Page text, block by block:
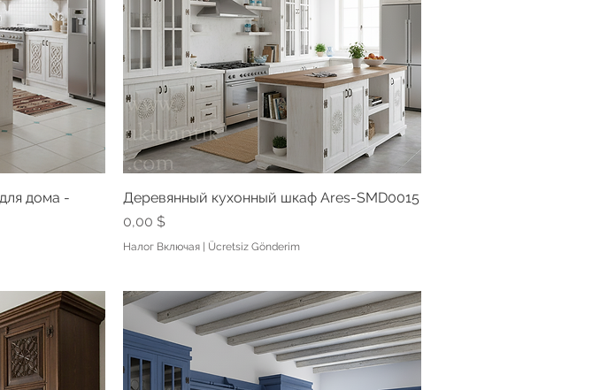
дома -
Деревянный кухонный шкаф Ares-SMD0015
Цена
0,00 $
Налог Включая| Ücretsiz Gönderim